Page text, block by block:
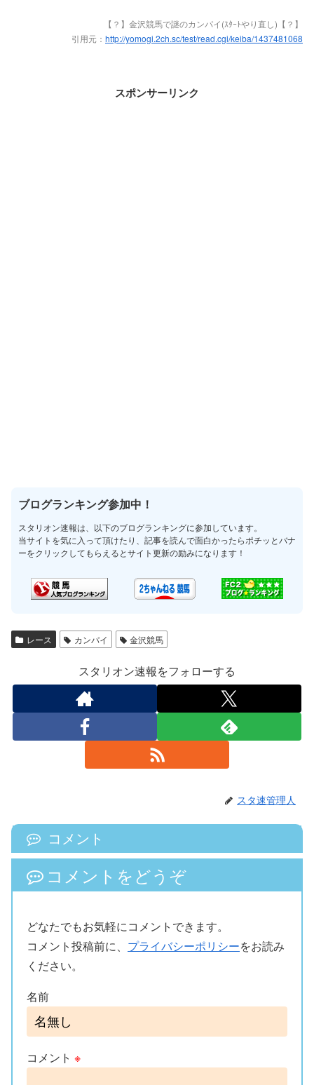
【？】金沢競馬で謎のカンパイ(ｽﾀｰﾄやり直し)【？】
引用元： http://yomogi.2ch.sc/test/read.cgi/keiba/1437481068
スポンサーリンク
ブログランキング参加中！
スタリオン速報は、以下のブログランキングに参加しています。
当サイトを気に入って頂けたり、記事を読んで面白かったらポチッとバナ
ーをクリックしてもらえるとサイト更新の励みになります！
レース カンパイ 金沢競馬
スタリオン速報をフォローする
スタ速管理人
コメント
コメントをどうぞ
どなたでもお気軽にコメントできます。
コメント投稿前に、 プライバシーポリシーをお読み
ください。
名前
コメント ※